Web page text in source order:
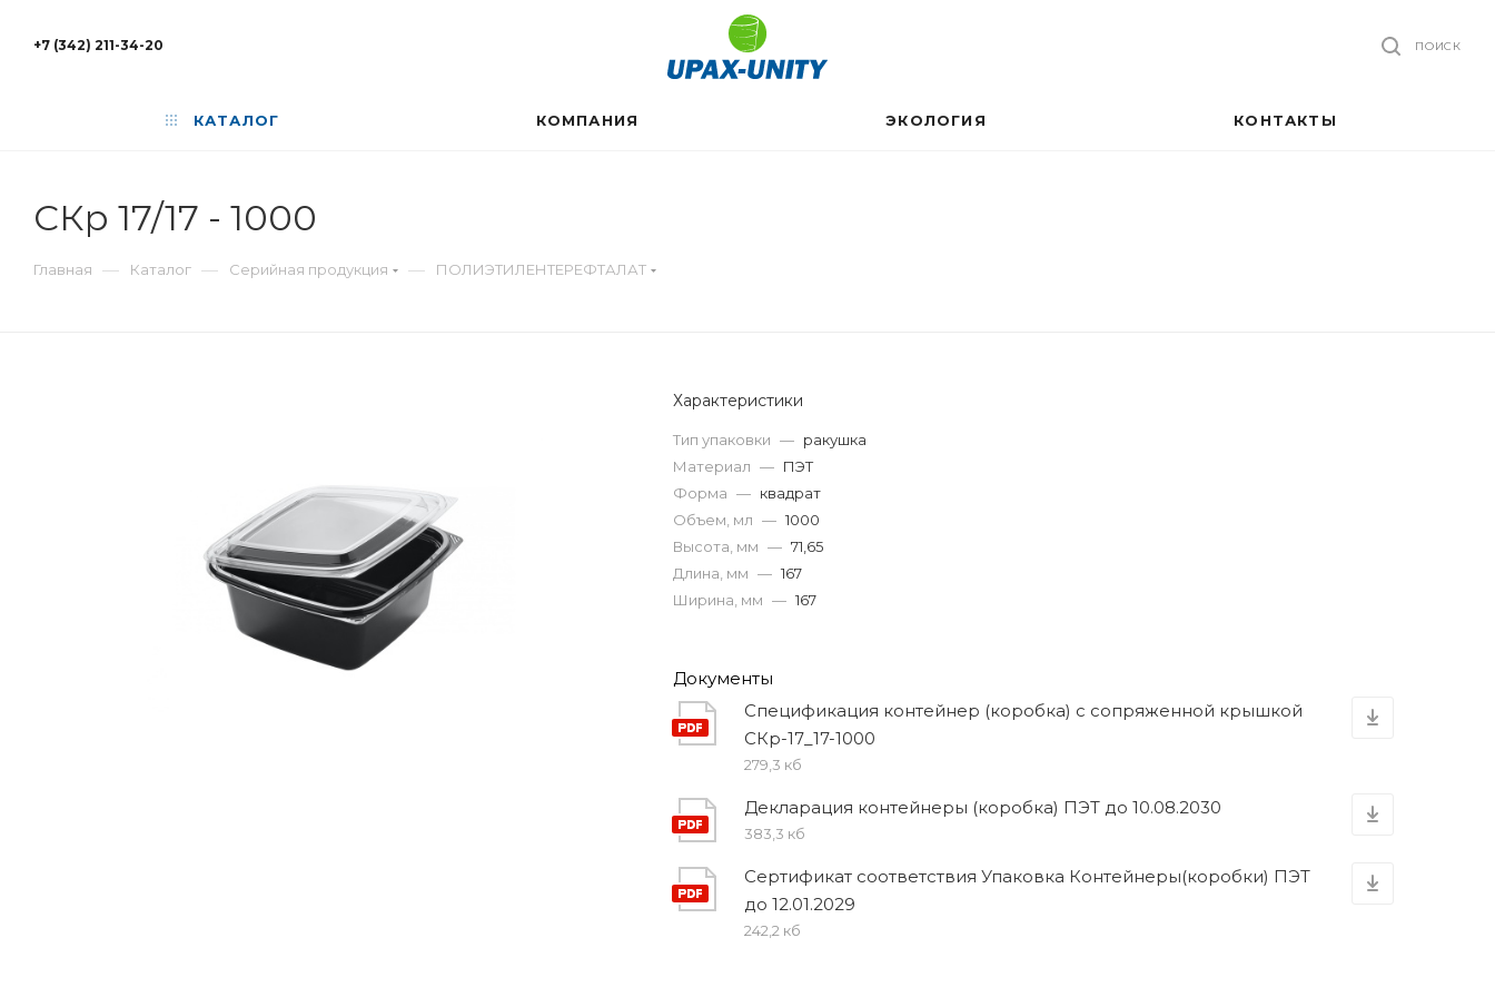
+7 (342) 211-34-20 ПОИСК
КАТАЛОГ КОМПАНИЯ ЭКОЛОГИЯ КОНТАКТЫ
СКр 17/17 - 1000
Главная — Каталог — Серийная продукция — ПОЛИЭТИЛЕНТЕРЕФТАЛАТ
Характеристики
Тип упаковки — ракушка
Материал — ПЭТ
Форма — квадрат
Объем, мл — 1000
Высота, мм — 71,65
Длина, мм — 167
Ширина, мм — 167
Документы
Спецификация контейнер (коробка) с сопряженной крышкой
СКр-17_17-1000
279,3 кб
Декларация контейнеры (коробка) ПЭТ до 10.08.2030
383,3 кб
Сертификат соответствия Упаковка Контейнеры(коробки) ПЭТ
до 12.01.2029
242,2 кб